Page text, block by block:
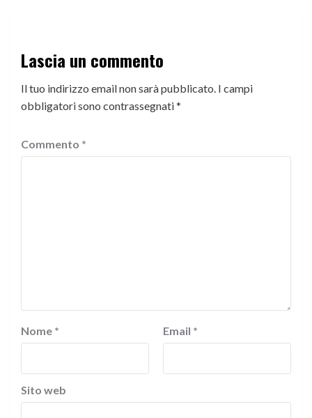
Lascia un commento
Il tuo indirizzo email non sarà pubblicato. I campi
obbligatori sono contrassegnati*
Commento *
Nome * Email *
Sito web